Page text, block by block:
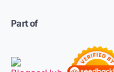
Part of